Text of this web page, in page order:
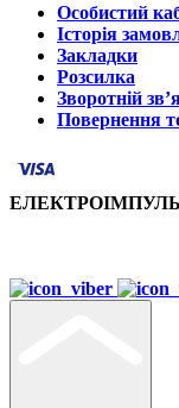
Особистий
Історія
Закладки
Розсилка
Зворотній
Повернення